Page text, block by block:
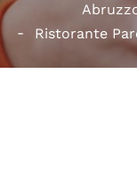
Ristorante